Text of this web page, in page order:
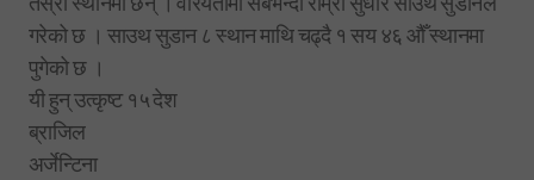
गरेको छ । साउथ सुडान ८ स्थान माथि चढ्दै १ सय ४६ औँ स्थानमा
पुगेको छ ।
यी हुन् उत्कृष्ट १५ देश
ब्राजिल
अर्जेन्टिना